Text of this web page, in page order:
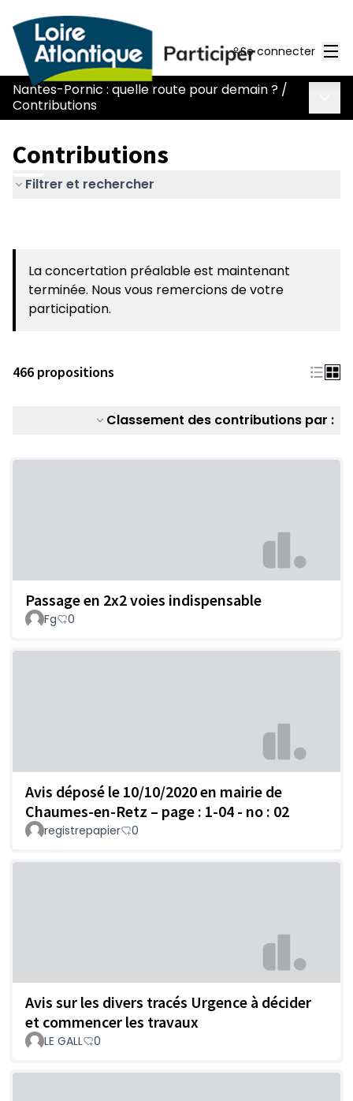
Se connecter
Nantes-Pornic : quelle route pour demain ? /
Contributions
Contributions
Filtrer et rechercher
La concertation préalable est maintenant
terminée. Nous vous remercions de votre
participation.
466 propositions
Classement des contributions par :
Passage en 2x2 voies indispensable
Fg 0
Avis déposé le 10/10/2020 en mairie de
Chaumes-en-Retz – page : 1-04 - no : 02
registrepapier 0
Avis sur les divers tracés Urgence à décider
et commencer les travaux
LE GALL 0